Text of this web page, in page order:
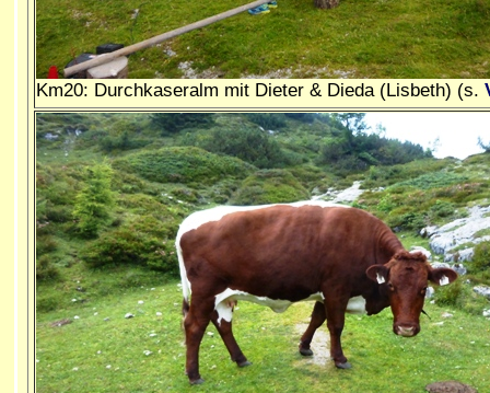
Km20: Durchkaseralm mit Dieter & Dieda (Lisbeth) (s.